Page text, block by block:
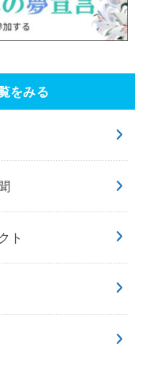
をみる
ト